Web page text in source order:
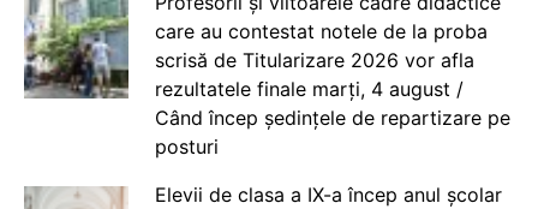
care au contestat notele de la proba
scrisă de Titularizare 2026 vor afla
rezultatele finale marți, 4 august /
Când încep ședințele de repartizare pe
posturi
Elevii de clasa a IX-a încep anul școlar